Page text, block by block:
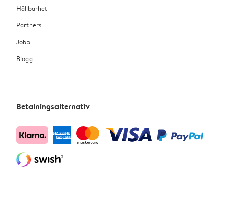
Hållbarhet
Partners
Jobb
Blogg
Betalningsalternativ